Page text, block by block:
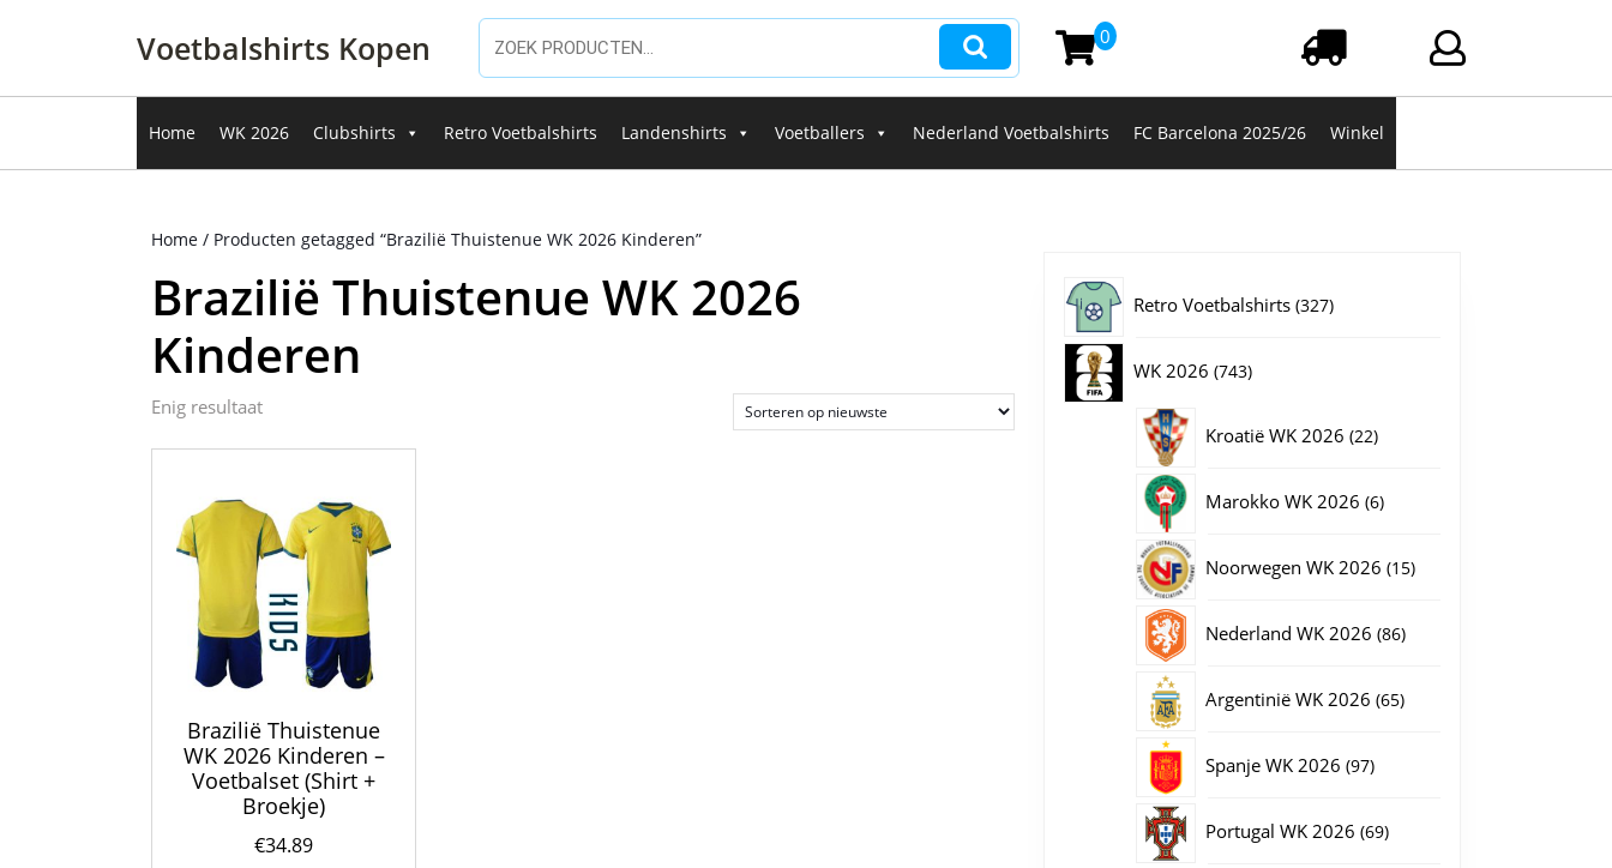
inhoud
Voetbalshirts Kopen Winkelwagen
0
Home WK 2026 Clubshirts Retro Voetbalshirts Landenshirts Voetballers Nederland Voetbalshirts FC Barcelona 2025/26 Winkel
Home / Producten getagged “Brazilië Thuistenue WK 2026 Kinderen”
Brazilië Thuistenue WK 2026
Kinderen
Enig resultaat
Brazilië Thuistenue
WK 2026 Kinderen –
Voetbalset (Shirt +
Broekje)
€34.89
Retro Voetbalshirts 327327
WK 2026 743743
Kroatië WK 2026 2222
Marokko WK 2026 66
Noorwegen WK 2026 1515
Nederland WK 2026 8686
Argentinië WK 2026 6565
Spanje WK 2026 9797
Portugal WK 2026 6969